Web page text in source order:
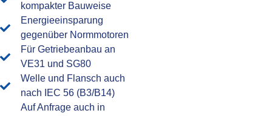
kompakter Bauweise
Energieeinsparung
gegenüber Normmotoren
Für Getriebeanbau an
VE31 und SG80
Welle und Flansch auch
nach IEC 56 (B3/B14)
Auf Anfrage auch in